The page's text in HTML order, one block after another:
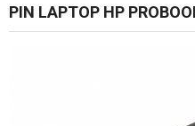
PIN LAPTOP HP